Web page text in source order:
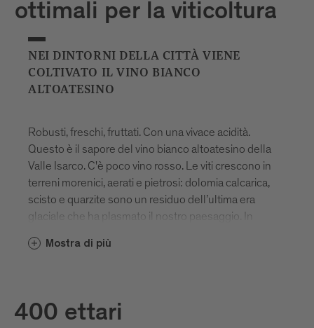
ottimali per la viticoltura
NEI DINTORNI DELLA CITTÀ VIENE
COLTIVATO IL VINO BIANCO
ALTOATESINO
Robusti, freschi, fruttati. Con una vivace acidità.
Questo è il sapore del vino bianco altoatesino della
Valle Isarco. C'è poco vino rosso. Le viti crescono in
terreni morenici, aerati e pietrosi: dolomia calcarica,
scisto e quarzite sono un residuo dell’ultima era
glaciale che ha plasmato il nostro paesaggio. In
ricoprono di neve, ma le giornate sono ancora calde.
continuino a sviluppare aromi intensi.
Mostra di più
400 ettari